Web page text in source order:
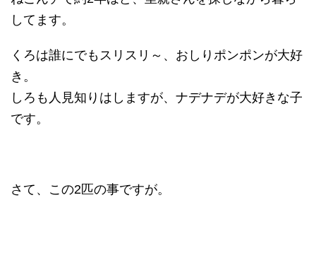
してます。
くろは誰にでもスリスリ～、おしりポンポンが大好
き。
しろも人見知りはしますが、ナデナデが大好きな子
です。
さて、この2匹の事ですが。